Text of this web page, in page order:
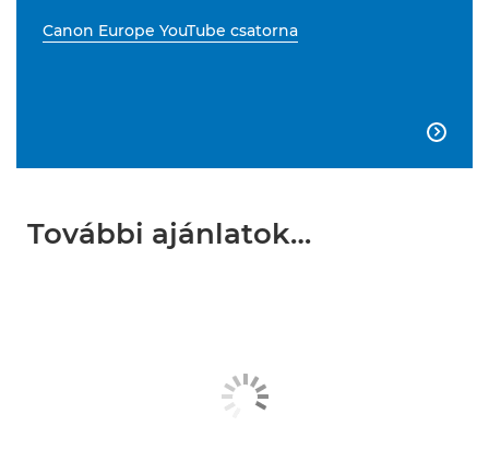
Canon Europe YouTube csatorna

További ajánlatok…